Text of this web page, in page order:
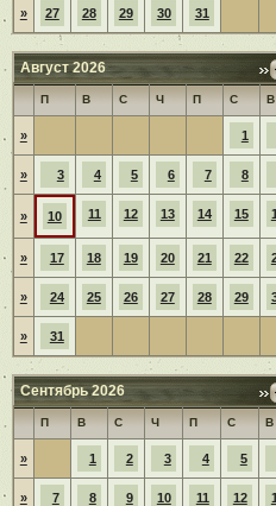
» 27 28 29 30 31
Август 2026
П В С Ч П С В
» 1
» 3 4 5 6 7 8
» 10 11 12 13 14 15
» 17 18 19 20 21 22
» 24 25 26 27 28 29
» 31
Сентябрь 2026
П В С Ч П С В
» 1 2 3 4 5
» 7 8 9 10 11 12